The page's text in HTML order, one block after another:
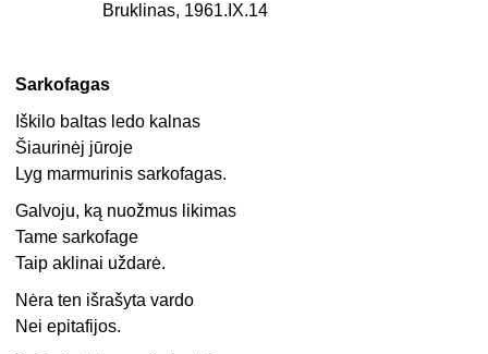
Bruklinas, 1961.IX.14
Sarkofagas
Iškilo baltas ledo kalnas
Šiaurinėj jūroje
Lyg marmurinis sarkofagas.
Galvoju, ką nuožmus likimas
Tame sarkofage
Taip aklinai uždarė.
Nėra ten išrašyta vardo
Nei epitafijos.